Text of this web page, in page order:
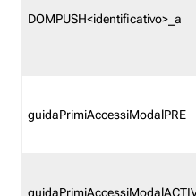
DOMPUSH<identificativo>_a
guidaPrimiAccessiModalPRE